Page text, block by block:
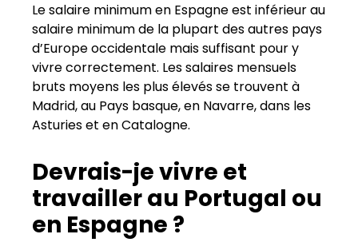
Le salaire minimum en Espagne est inférieur au
salaire minimum de la plupart des autres pays
d’Europe occidentale mais suffisant pour y
vivre correctement. Les salaires mensuels
bruts moyens les plus élevés se trouvent à
Madrid, au Pays basque, en Navarre, dans les
Asturies et en Catalogne.
Devrais-je vivre et
travailler au Portugal ou
en Espagne ?